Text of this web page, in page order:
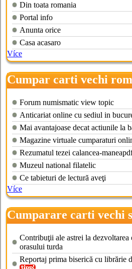
Din toata romania
Portal info
Anunta orice
Casa acasaro
Více
Cumpar carti vechi
Forum numismatic view topic
Anticariat online cu sediul in
Mai avantajoase decat actiunile la
Magazine virtuale cumparaturi
Rezumatul tezei calancea-
Muzeul national filatelic
Ce tabieturi de lectură aveţi
Více
Cumparare carti vechi
Contribuţii ale astrei la dezvoltarea
orasului turda
Reportaj prima biserică cu librărie